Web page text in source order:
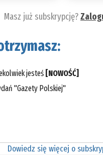
Masz już subskrypcję?
jesteś [NOWOŚĆ]
"Gazety Polskiej"
Dowiedz się więcej o